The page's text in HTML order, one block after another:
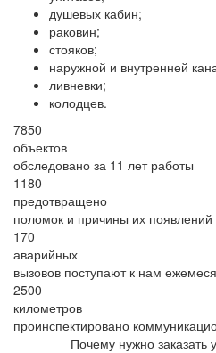
душевых кабин;
раковин;
стояков;
наружной и внутренней
ливневки;
колодцев.
7850
объектов
обследовано за 11 лет работы
1180
предотвращено
поломок и причины их появлений
170
аварийных
вызовов поступают к нам
2500
километров
проинспектировано
Почему нужно заказать